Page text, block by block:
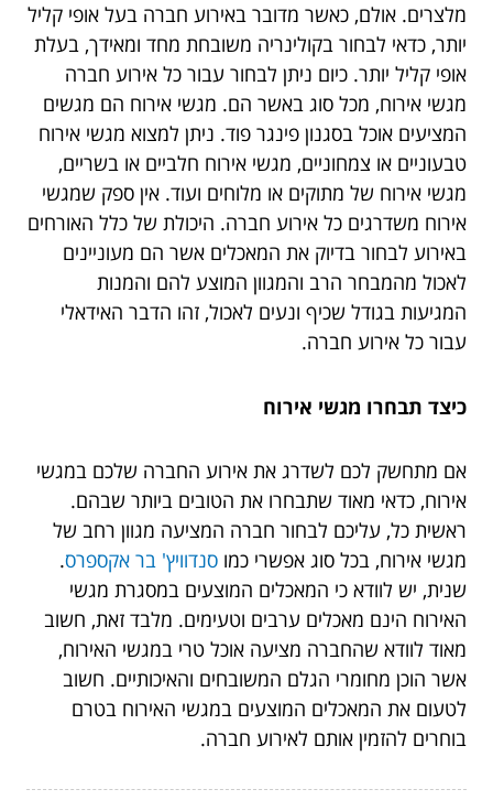
מלצרים. אולם, כאשר מדובר באירוע חברה בעל אופי קליל
יותר, כדאי לבחור בקולינריה משובחת מחד ומאידך, בעלת
אופי קליל יותר. כיום ניתן לבחור עבור כל אירוע חברה
מגשי אירוח, מכל סוג באשר הם. מגשי אירוח הם מגשים
המציעים אוכל בסגנון פינגר פוד. ניתן למצוא מגשי אירוח
טבעוניים או צמחוניים, מגשי אירוח חלביים או בשריים,
מגשי אירוח של מתוקים או מלוחים ועוד. אין ספק שמגשי
אירוח משדרגים כל אירוע חברה. היכולת של כלל האורחים
באירוע לבחור בדיוק את המאכלים אשר הם מעוניינים
לאכול מהמבחר הרב והמגוון המוצע להם והמנות
המגיעות בגודל שכיף ונעים לאכול, זהו הדבר האידאלי
עבור כל אירוע חברה.
כיצד תבחרו מגשי אירוח
אם מתחשק לכם לשדרג את אירוע החברה שלכם במגשי
אירוח, כדאי מאוד שתבחרו את הטובים ביותר שבהם.
ראשית כל, עליכם לבחור חברה המציעה מגוון רחב של
מגשי אירוח, בכל סוג אפשרי כמו סנדוויץ' בר אקספרס.
שנית, יש לוודא כי המאכלים המוצעים במסגרת מגשי
האירוח הינם מאכלים ערבים וטעימים. מלבד זאת, חשוב
מאוד לוודא שהחברה מציעה אוכל טרי במגשי האירוח,
אשר הוכן מחומרי הגלם המשובחים והאיכותיים. חשוב
לטעום את המאכלים המוצעים במגשי האירוח בטרם
בוחרים להזמין אותם לאירוע חברה.